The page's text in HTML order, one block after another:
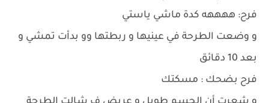
فرح: ههههه كدة ماشي ياستي
و وضعت الطرحة في عينيها و ربطتها وو بدأت تمشي و
بعد 10 دقائق
فرح بضحك : مسكتك